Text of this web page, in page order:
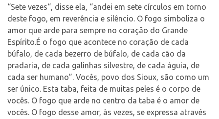
“Sete vezes“, disse ela, “andei em sete círculos em torno
deste fogo, em reverência e silêncio. O fogo simboliza o
amor que arde para sempre no coração do Grande
Espírito.É o fogo que acontece no coração de cada
búfalo, de cada bezerro de búfalo, de cada cão da
pradaria, de cada galinhas silvestre, de cada águia, de
cada ser humano”. Vocês, povo dos Sioux, são como um
ser único. Esta taba, feita de muitas peles é o corpo de
vocês. O fogo que arde no centro da taba é o amor de
vocês. O fogo desse amor, às vezes, se expressa através